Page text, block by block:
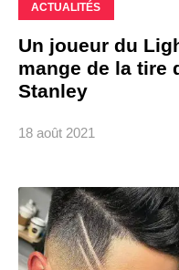
ACTUALITÉS
Un joueur du
mange de la tire
Stanley
18 août 2021